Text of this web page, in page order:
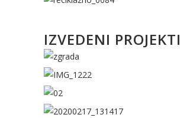
IZVEDENI PROJEKTI